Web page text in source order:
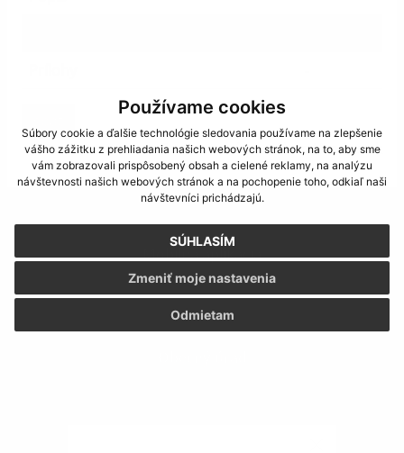
Používame cookies
Súbory cookie a ďalšie technológie sledovania používame na zlepšenie
vášho zážitku z prehliadania našich webových stránok, na to, aby sme
vám zobrazovali prispôsobený obsah a cielené reklamy, na analýzu
návštevnosti našich webových stránok a na pochopenie toho, odkiaľ naši
návštevníci prichádzajú.
SÚHLASÍM
Odmietam
Zmeniť moje nastavenia
Generované portálomUradne.sk
Mobilná aplikácia